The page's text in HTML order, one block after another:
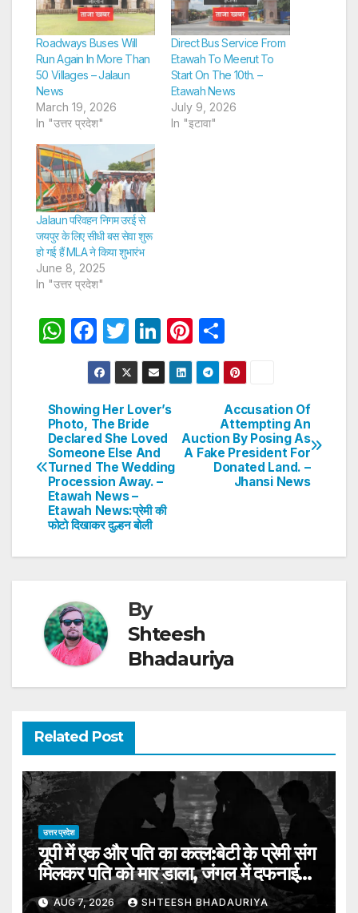
Roadways Buses Will
Run Again In More Than
50 Villages – Jalaun
News
March 19, 2026
In "उत्तर प्रदेश"
Direct Bus Service From
Etawah To Meerut To
Start On The 10th. –
Etawah News
July 9, 2026
In "इटावा"
Jalaun परिवहन निगम उरई से
जयपुर के लिए सीधी बस सेवा शुरू
हो गई हैं MLA ने किया शुभारंभ
June 8, 2025
In "उत्तर प्रदेश"
W
s
A
p
p
F
a
c
e
b
o
o
k
T
w
itt
er
Li
n
k
e
dI
n
Pi
nt
er
st
h
ar
e
Post
navigation
Accusation Of
Attempting An
Auction By Posing As
A Fake President For
Donated Land. –
Jhansi News
Showing Her Lover’s
Photo, The Bride
Declared She Loved
Someone Else And
Turned The Wedding
Procession Away. –
Etawah News –
Etawah News:प्रेमी की
फोटो दिखाकर दुल्हन बोली
By
Shteesh
Bhadauriya
Related Post
उत्तर प्रदेश
यूपी में एक और पति का कत्ल:बेटी के प्रेमी संग
मिलकर पति को मार डाला, जंगल में दफनाई
लाश; पुलिस तलाश में जुटी – Mother-
AUG 7, 2026 SHTEESH BHADAURIYA